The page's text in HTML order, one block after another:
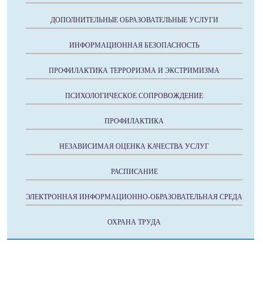
ДОПОЛНИТЕЛЬНЫЕ ОБРАЗОВАТЕЛЬНЫЕ УСЛУГИ
ИНФОРМАЦИОННАЯ БЕЗОПАСНОСТЬ
ПРОФИЛАКТИКА ТЕРРОРИЗМА И ЭКСТРИМИЗМА
ПСИХОЛОГИЧЕСКОЕ СОПРОВОЖДЕНИЕ
ПРОФИЛАКТИКА
НЕЗАВИСИМАЯ ОЦЕНКА КАЧЕСТВА УСЛУГ
РАСПИСАНИЕ
ЭЛЕКТРОННАЯ ИНФОРМАЦИОННО-ОБРАЗОВАТЕЛЬНАЯ СРЕДА
ОХРАНА ТРУДА